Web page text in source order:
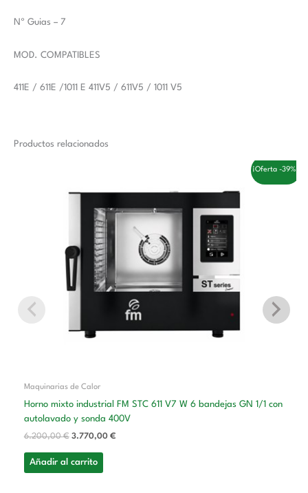
Nº Guias – 7
MOD. COMPATIBLES
411E / 611E /1011 E 411V5 / 611V5 / 1011 V5
Productos relacionados
¡Oferta -39%!
Maquinarias de Calor
Horno mixto industrial FM STC 611 V7 W 6 bandejas GN 1/1 con
autolavado y sonda 400V
6.200,00€
6.200,00 €.
3.770,00 €
3.770,00 €.
Añadir al carrito